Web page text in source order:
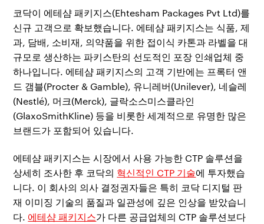
코닥이 에테샴 패키지스(Ehtesham Packages Pvt Ltd)를
신규 고객으로 확보했습니다. 에테샴 패키지스는 식품, 제
과, 담배, 소비재, 의약품을 위한 접이식 카톤과 라벨을 대
규모로 생산하는 파키스탄의 선도적인 포장 인쇄업체 중
하나입니다. 에테샴 패키지스의 고객 기반에는 프록터 앤
드 갬블(Procter & Gamble), 유니레버(Unilever), 네슬레
(Nestlé), 머크(Merck), 글락소스미스클라인
(GlaxoSmithKline) 등을 비롯한 세계적으로 유명한 많은
브랜드가 포함되어 있습니다.
에테샴 패키지스는 시장에서 사용 가능한 CTP 솔루션을
상세히 조사한 후 코닥의 혁신적인 CTP 기술에 투자했습
니다. 이 회사의 의사 결정권자들은 특히 코닥 디지털 판
재 이미징 기술의 품질과 일관성에 깊은 인상을 받았습니
다. 에테샴 패키지스가 다른 공급업체의 CTP 솔루션보다